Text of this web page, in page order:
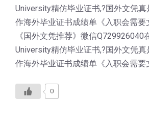
University精仿毕业证书,?国外文凭
作海外毕业证书成绩单《入职会需要
《国外文凭推荐》微信Q729926040
University精仿毕业证书,?国外文凭
作海外毕业证书成绩单《入职会需要
0